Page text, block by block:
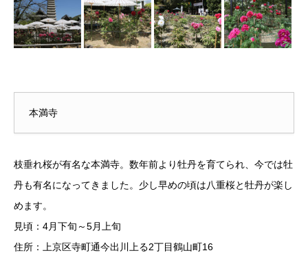
本満寺
枝垂れ桜が有名な本満寺。数年前より牡丹を育てられ、今では牡
丹も有名になってきました。少し早めの頃は八重桜と牡丹が楽し
めます。
見頃：4月下旬～5月上旬
住所：上京区寺町通今出川上る2丁目鶴山町16